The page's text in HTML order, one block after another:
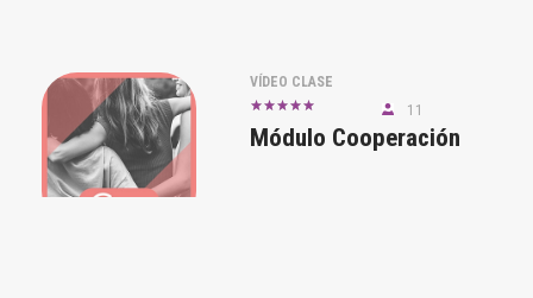
VÍDEO CLASE
11
Módulo Cooperación